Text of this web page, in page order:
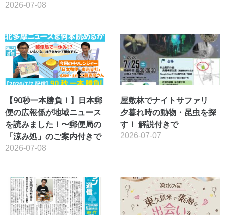
2026-07-08
【90秒一本勝負！】日本郵
便の広報係が地域ニュース
を読みました！〜郵便局の
「涼み処」のご案内付きで
2026-07-08
屋敷林でナイトサファリ
夕暮れ時の動物・昆虫を探
す！ 解説付きで
2026-07-07